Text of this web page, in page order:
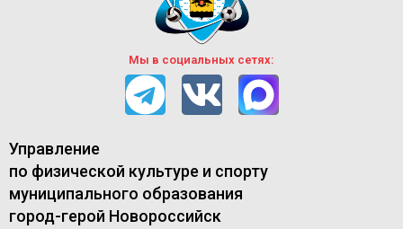
Мы в социальных сетях:
Управление
по физической культуре и спорту
муниципального образования
город-герой Новороссийск